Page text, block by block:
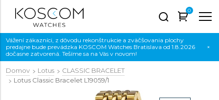
0
Vážení zákazníci, z dôvodu rekonštrukcie a zväčšovania plochy
predajne bude prevádzka KOSCOM Watches Bratislava od 1.8.2026
dočasne zatvorená. Tešíme sa na Vás v novom!
×
Domov Lotus
CLASSIC BRACELET
Lotus Classic Bracelet L19059/1